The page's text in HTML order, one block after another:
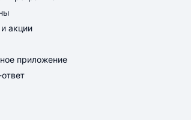
акции
приложение